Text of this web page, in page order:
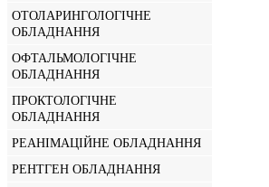
ОТОЛАРИНГОЛОГІЧНЕ
ОБЛАДНАННЯ
ОФТАЛЬМОЛОГІЧНЕ
ОБЛАДНАННЯ
ПРОКТОЛОГІЧНЕ
ОБЛАДНАННЯ
РЕАНІМАЦІЙНЕ ОБЛАДНАННЯ
РЕНТГЕН ОБЛАДНАННЯ